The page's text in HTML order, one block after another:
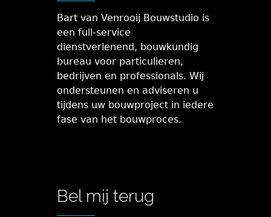
Bart van Venrooij Bouwstudio is
een full-service
dienstverlenend, bouwkundig
bureau voor particulieren,
bedrijven en professionals. Wij
ondersteunen en adviseren u
tijdens uw bouwproject in iedere
fase van het bouwproces.
Bel mij terug